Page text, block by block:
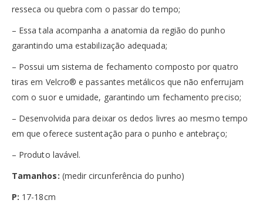
resseca ou quebra com o passar do tempo;
– Essa tala acompanha a anatomia da região do punho
garantindo uma estabilização adequada;
– Possui um sistema de fechamento composto por quatro
tiras em Velcro® e passantes metálicos que não enferrujam
com o suor e umidade, garantindo um fechamento preciso;
– Desenvolvida para deixar os dedos livres ao mesmo tempo
em que oferece sustentação para o punho e antebraço;
– Produto lavável.
Tamanhos: (medir circunferência do punho)
P: 17-18cm